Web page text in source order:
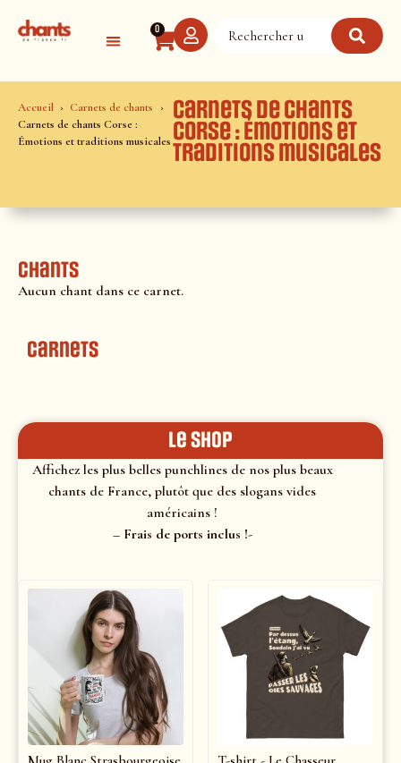
0
Accueil
Carnets de chants
Carnets de chants Corse :
Émotions et traditions musicales
Carnets de chants
Corse : Émotions et
traditions musicales
Chants
Aucun chant dans ce carnet.
Carnets
le shop
Affichez les plus belles punchlines de nos plus beaux
chants de France, plutôt que des slogans vides
américains !
– Frais de ports inclus !-